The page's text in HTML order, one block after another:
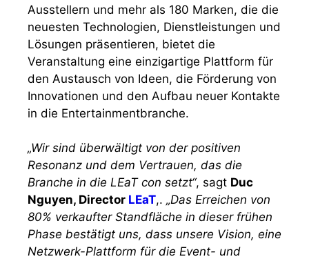
Ausstellern und mehr als 180 Marken, die die
neuesten Technologien, Dienstleistungen und
Lösungen präsentieren, bietet die
Veranstaltung eine einzigartige Plattform für
den Austausch von Ideen, die Förderung von
Innovationen und den Aufbau neuer Kontakte
in die Entertainmentbranche.
„Wir sind überwältigt von der positiven
Resonanz und dem Vertrauen, das die
Branche in die LEaT con setzt“, sagt Duc
Nguyen, Director LEaT,. „Das Erreichen von
80% verkaufter Standfläche in dieser frühen
Phase bestätigt uns, dass unsere Vision, eine
Netzwerk-Plattform für die Event- und